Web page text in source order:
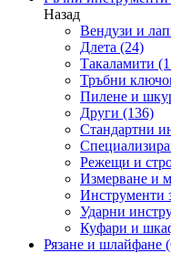
Назад
Вендузи и
Длета (24)
Такаламити
Тръбни
Пилене и
Други (136)
Стандартни
Режещи и
Измерване и
Инструменти
Ударни
Куфари и
Рязане и шлайфане